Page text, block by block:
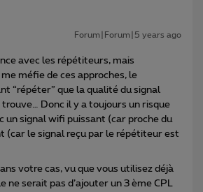
Forum|Forum|5 years ago
avec les répétiteurs, mais
méfie de ces approches, le
“répéter” que la qualité du signal
trouve… Donc il y a toujours un risque
un signal wifi puissant (car proche du
(car le signal reçu par le répétiteur est
votre cas, vu que vous utilisez déjà
ne serait pas d’ajouter un 3 ème CPL